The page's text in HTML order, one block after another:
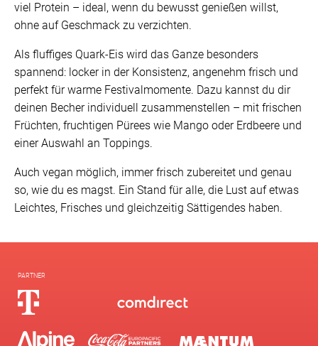
viel Protein – ideal, wenn du bewusst genießen willst,
ohne auf Geschmack zu verzichten.
Als fluffiges Quark-Eis wird das Ganze besonders
spannend: locker in der Konsistenz, angenehm frisch und
perfekt für warme Festivalmomente. Dazu kannst du dir
deinen Becher individuell zusammenstellen – mit frischen
Früchten, fruchtigen Pürees wie Mango oder Erdbeere und
einer Auswahl an Toppings.
Auch vegan möglich, immer frisch zubereitet und genau
so, wie du es magst. Ein Stand für alle, die Lust auf etwas
Leichtes, Frisches und gleichzeitig Sättigendes haben.
PARTNER